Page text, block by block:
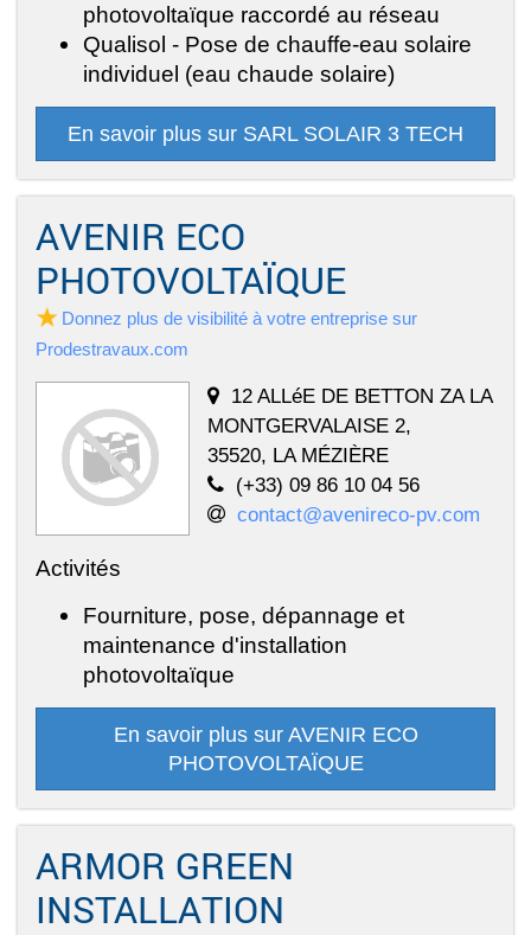
photovoltaïque raccordé au réseau
Qualisol - Pose de chauffe-eau solaire
individuel (eau chaude solaire)
En savoir plus sur SARL SOLAIR 3 TECH
AVENIR ECO
PHOTOVOLTAÏQUE
Donnez plus de visibilité à votre entreprise sur
Prodestravaux.com
12 ALLéE DE BETTON ZA LA
MONTGERVALAISE 2,
35520, LA MÉZIÈRE
(+33) 09 86 10 04 56
contact@avenireco-pv.com
Activités
Fourniture, pose, dépannage et
maintenance d'installation
photovoltaïque
En savoir plus sur AVENIR ECO
PHOTOVOLTAÏQUE
ARMOR GREEN
INSTALLATION